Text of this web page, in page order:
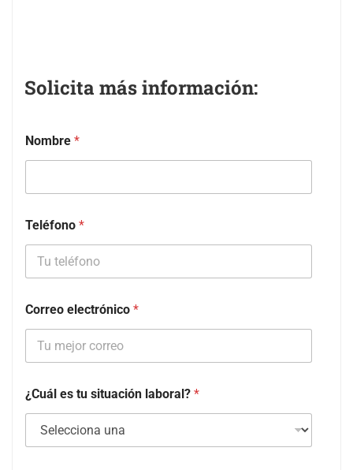
Solicita más información:
Nombre *
Teléfono *
Correo electrónico *
¿Cuál es tu situación laboral? *